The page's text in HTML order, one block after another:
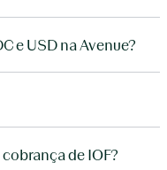
e USD na Avenue?
de IOF?